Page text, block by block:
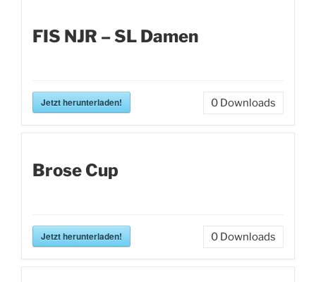
FIS NJR – SL Damen
Jetzt herunterladen! 0 Downloads
Brose Cup
Jetzt herunterladen! 0 Downloads